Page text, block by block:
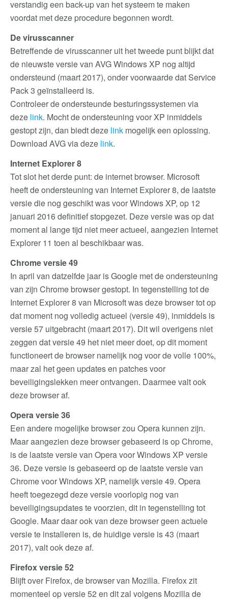
verstandig een back-up van het systeem te maken
voordat met deze procedure begonnen wordt.
De virusscanner
Betreffende de virusscanner uit het tweede punt blijkt dat
de nieuwste versie van AVG Windows XP nog altijd
ondersteund (maart 2017), onder voorwaarde dat Service
Pack 3 geïnstalleerd is.
Controleer de ondersteunde besturingssystemen via
deze link. Mocht de ondersteuning voor XP inmiddels
gestopt zijn, dan biedt deze link mogelijk een oplossing.
Download AVG via deze link.
Internet Explorer 8
Tot slot het derde punt: de internet browser. Microsoft
heeft de ondersteuning van Internet Explorer 8, de laatste
versie die nog geschikt was voor Windows XP, op 12
januari 2016 definitief stopgezet. Deze versie was op dat
moment al lange tijd niet meer actueel, aangezien Internet
Explorer 11 toen al beschikbaar was.
Chrome versie 49
In april van datzelfde jaar is Google met de ondersteuning
van zijn Chrome browser gestopt. In tegenstelling tot de
Internet Explorer 8 van Microsoft was deze browser tot op
dat moment nog volledig actueel (versie 49), inmiddels is
versie 57 uitgebracht (maart 2017). Dit wil overigens niet
zeggen dat versie 49 het niet meer doet, op dit moment
functioneert de browser namelijk nog voor de volle 100%,
maar zal het geen updates en patches voor
beveiligingslekken meer ontvangen. Daarmee valt ook
deze browser af.
Opera versie 36
Een andere mogelijke browser zou Opera kunnen zijn.
Maar aangezien deze browser gebaseerd is op Chrome,
is de laatste versie van Opera voor Windows XP versie
36. Deze versie is gebaseerd op de laatste versie van
Chrome voor Windows XP, namelijk versie 49. Opera
heeft toegezegd deze versie voorlopig nog van
beveiligingsupdates te voorzien, dit in tegenstelling tot
Google. Maar daar ook van deze browser geen actuele
versie te installeren is, de huidige versie is 43 (maart
2017), valt ook deze af.
Firefox versie 52
Blijft over Firefox, de browser van Mozilla. Firefox zit
momenteel op versie 52 en dit zal volgens Mozilla de